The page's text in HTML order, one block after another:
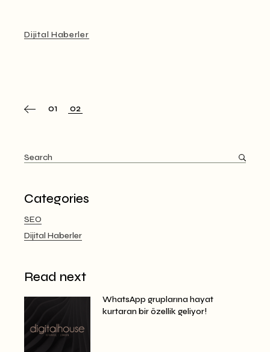
Dijital Haberler
Posts
01 02
Search
for:
Categories
SEO
Dijital Haberler
Read next
WhatsApp gruplarına hayat
kurtaran bir özellik geliyor!